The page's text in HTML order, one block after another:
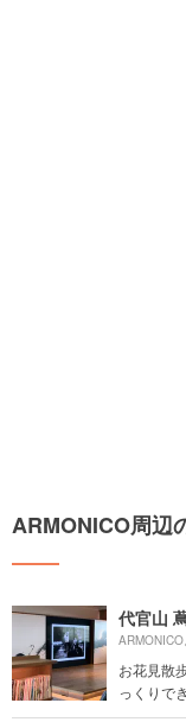
ARMONICO周辺
代官山
お花見散
っくりで